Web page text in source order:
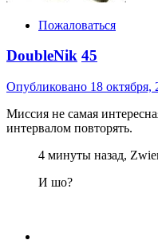
Пожаловаться
DoubleNik 45
Опубликовано 18 октября,
Миссия не самая
интервалом повторять.
4 минуты назад,
И шо?